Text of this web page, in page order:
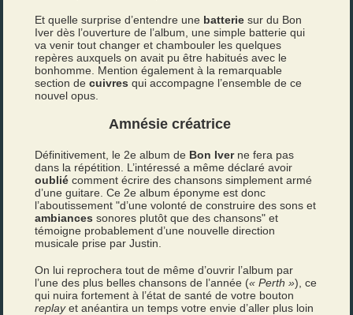
Et quelle surprise d’entendre une batteriesur du Bon
Iver dès l’ouverture de l’album, une simple batterie qui
va venir tout changer et chambouler les quelques
repères auxquels on avait pu être habitués avec le
bonhomme. Mention également à la remarquable
section decuivresqui accompagne l’ensemble de ce
nouvel opus.
Amnésie créatrice
Définitivement, le 2e album de Bon Iverne fera pas
dans la répétition. L’intéressé a même déclaré avoir
oubliécomment écrire des chansons simplement armé
d’une guitare. Ce 2e album éponyme est donc
l’aboutissement "d’une volonté de construire des sons et
ambiancessonores plutôt que des chansons" et
témoigne probablement d’une nouvelle direction
musicale prise par Justin.
On lui reprochera tout de même d’ouvrir l’album par
l’une des plus belles chansons de l’année (« Perth »), ce
qui nuira fortement à l’état de santé de votre bouton
replayet anéantira un temps votre envie d’aller plus loin